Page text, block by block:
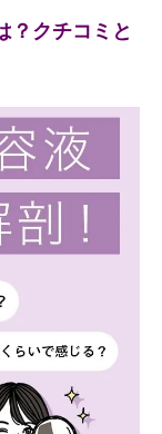
？クチコミと